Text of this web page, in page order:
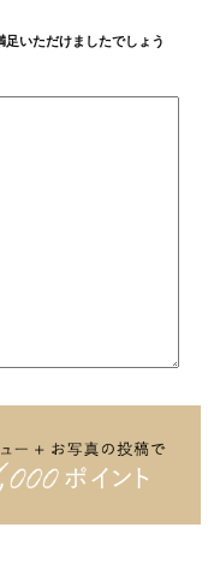
いただけましたでしょう